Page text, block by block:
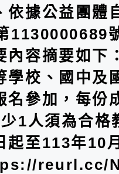
依據公益團體
1130000689
內容摘要如下
學校、國中及
名參加，每份
1人須為合格
起至113年10
reurl.cc/